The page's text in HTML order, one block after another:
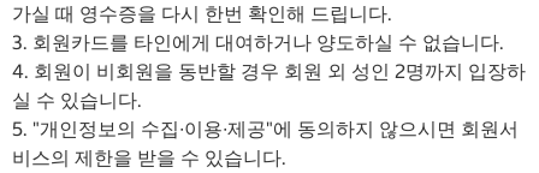
가실 때 영수증을 다시 한번 확인해 드립니다.
3. 회원카드를 타인에게 대여하거나 양도하실 수 없습니다.
4. 회원이 비회원을 동반할 경우 회원 외 성인 2명까지 입장하
실 수 있습니다.
5. "개인정보의 수집∙이용∙제공"에 동의하지 않으시면 회원서
비스의 제한을 받을 수 있습니다.